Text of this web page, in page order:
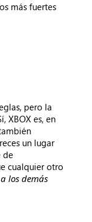
más fuertes
pero la
XBOX es, en
un lugar
de
cualquier otro
los demás